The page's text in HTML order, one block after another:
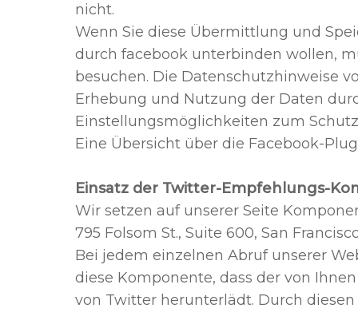
nicht.
Wenn Sie diese Übermittlung und
durch facebook unterbinden wollen,
besuchen. Die Datenschutzhinweise
Erhebung und Nutzung der Daten
Einstellungsmöglichkeiten zum
Eine Übersicht über die Facebook-
Einsatz der Twitter-Empfehlungs-
Wir setzen auf unserer Seite
795 Folsom St., Suite 600, San
Bei jedem einzelnen Abruf unserer
diese Komponente, dass der von
von Twitter herunterlädt. Durch